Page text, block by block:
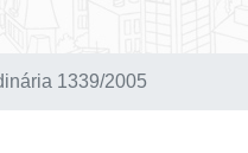
1339/2005